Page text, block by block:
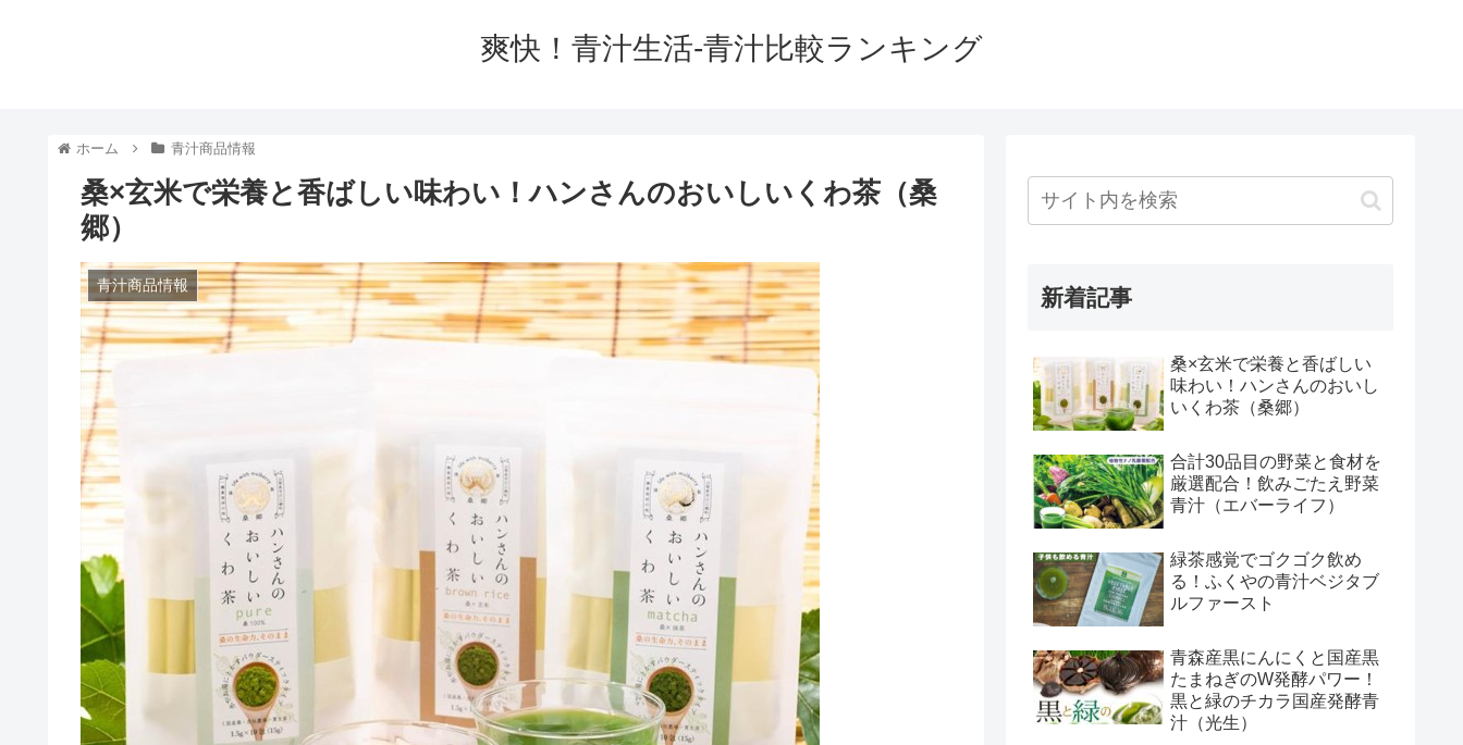
爽快！青汁生活-青汁比較ランキング
桑×玄米で栄養と香ばしい味わい！ハンさんのおいしいくわ茶（桑
郷）
青汁商品情報
ホーム 青汁商品情報
新着記事
桑×玄米で栄養と香ばしい
味わい！ハンさんのおいし
いくわ茶（桑郷）
合計30品目の野菜と食材を
厳選配合！飲みごたえ野菜
青汁（エバーライフ）
緑茶感覚でゴクゴク飲め
る！ふくやの青汁ベジタブ
ルファースト
青森産黒にんにくと国産黒
たまねぎのW発酵パワー！
黒と緑のチカラ国産発酵青
汁（光生）